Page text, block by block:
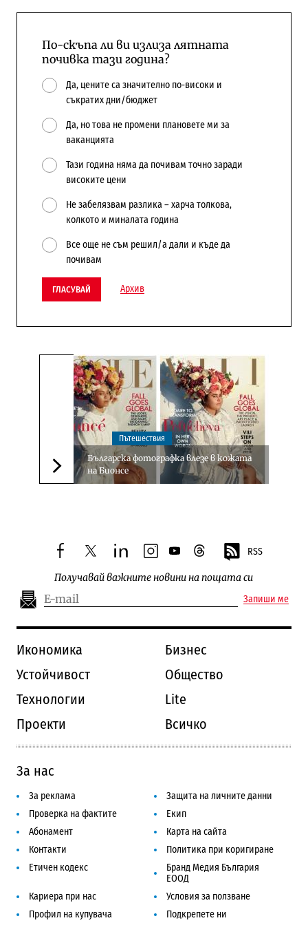
По-скъпа ли ви излиза лятната
почивка тази година?
Да, цените са значително по-високи и
съкратих дни/бюджет
Да, но това не промени плановете ми за
ваканцията
Тази година няма да почивам точно заради
високите цени
Не забелязвам разлика – харча толкова,
колкото и миналата година
Все още не съм решил/а дали и къде да
почивам
ГЛАСУВАЙ Архив
Следваща новина
Пътешествия
Българска фотографка влезе в кожата
на Бионсе
facebooktwitterlinkedininstagram
youtubethreads RSS
Получавай важните новини на пощата си
Запиши ме
Икономика
Бизнес
Устойчивост
Общество
Технологии
Lite
Проекти
Всичко
За нас
За реклама
Защита на личните данни
Проверка на фактите
Екип
Абонамент
Карта на сайта
Контакти
Политика при коригиране
Етичен кодекс
Бранд Медия България
ЕООД
Кариера при нас
Условия за ползване
Профил на купувача
Подкрепете ни